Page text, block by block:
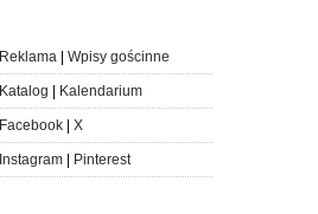
Reklama| Wpisy gościnne
Katalog Kalendarium
Facebook| X
Instagram| Pinterest